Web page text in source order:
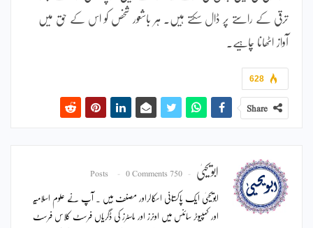
ترقی کے راستے پر ڈال سکتے ہیں۔ ہر باشعور شخص کو اس کے حق میں
آواز اٹھانا چاہیے۔
628
Share
ابویحییٰ 750 Posts
0 Comments
ابویحییٰ ایک پاکستانی اسکالراور مصنف ہیں ۔ آپ نے علوم اسلامیہ
اور کمپیوٹر سائنس میں اونرز اور ماسٹرز کی ڈگریاں فرسٹ کلاس فرسٹ